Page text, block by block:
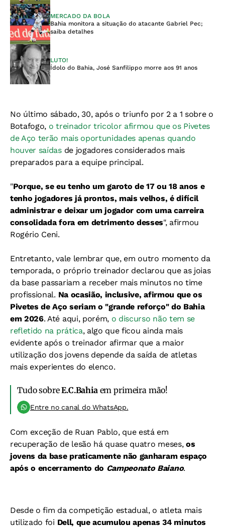
MERCADO DA BOLA
Bahia monitora a situação do atacante Gabriel Pec;
saiba detalhes
LUTO!
Ídolo do Bahia, José Sanfilippo morre aos 91 anos
No último sábado, 30, após o triunfo por 2 a 1 sobre o
Botafogo, o treinador tricolor afirmou que os Pivetes
de Aço terão mais oportunidades apenas quando
houver saídasde jogadores considerados mais
preparados para a equipe principal.
"Porque, se eu tenho um garoto de 17 ou 18 anos e
tenho jogadores já prontos, mais velhos, é difícil
administrar e deixar um jogador com uma carreira
consolidada fora em detrimento desses", afirmou
Rogério Ceni.
Entretanto, vale lembrar que, em outro momento da
temporada, o próprio treinador declarou que as joias
da base passariam a receber mais minutos no time
profissional. Na ocasião, inclusive, afirmou que os
Pivetes de Aço seriam o "grande reforço" do Bahia
em 2026. Até aqui, porém, o discurso não tem se
refletido na prática, algo que ficou ainda mais
evidente após o treinador afirmar que a maior
utilização dos jovens depende da saída de atletas
mais experientes do elenco.
Tudo sobreE.C.Bahiaem primeira mão!
Entre no canal do WhatsApp.
Com exceção de Ruan Pablo, que está em
recuperação de lesão há quase quatro meses, os
jovens da base praticamente não ganharam espaço
após o encerramento do Campeonato Baiano.
Desde o fim da competição estadual, o atleta mais
utilizado foi Dell, que acumulou apenas 34 minutos